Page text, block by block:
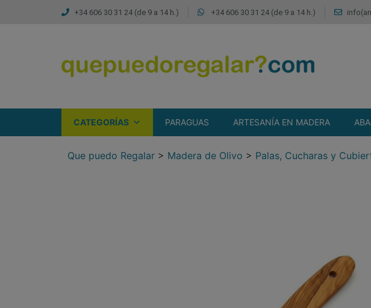
+34 606 30 31 24 (de 9 a 14 h.) +34 606 30 31 24 (de 9 a 14 h.)
CATEGORÍAS PARAGUAS ARTESANÍA EN MADERA
Que puedo Regalar > Madera de Olivo > Palas, Cucharas y